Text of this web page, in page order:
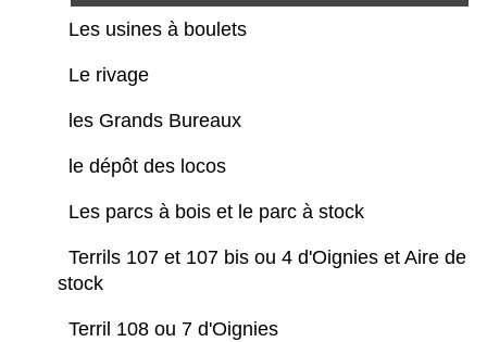
Les usines à boulets
Le rivage
les Grands Bureaux
le dépôt des locos
Les parcs à bois et le parc à stock
Terrils 107 et 107 bis ou 4 d'Oignies et Aire de
stock
Terril 108 ou 7 d'Oignies